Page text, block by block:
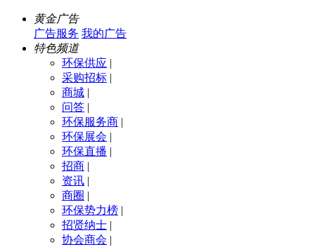
黄金广告
广告服务 我的广告
特色频道
环保供应 |
采购招标 |
商城 |
问答 |
环保服务商 |
环保展会 |
环保直播 |
招商 |
资讯 |
商圈 |
环保势力榜 |
招贤纳士 |
协会商会 |